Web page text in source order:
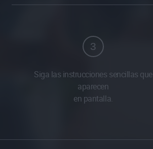
3
Siga las instrucciones sencillas que
aparecen
en pantalla.